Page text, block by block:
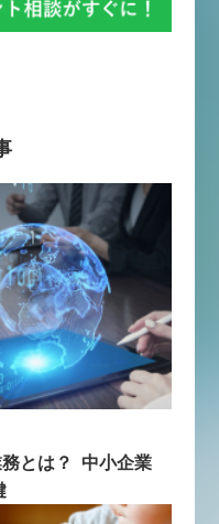
とは？ 中小企業